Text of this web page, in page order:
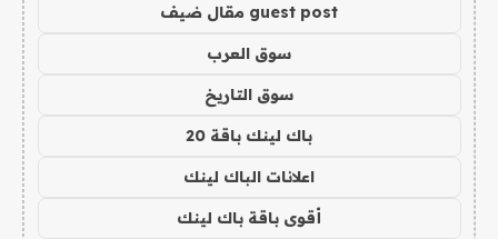
guest post مقال ضيف
سوق العرب
سوق التاريخ
باك لينك باقة 20
اعلانات الباك لينك
أقوى باقة باك لينك